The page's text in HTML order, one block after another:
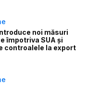
noi măsuri
împotriva SUA și
controalele la export